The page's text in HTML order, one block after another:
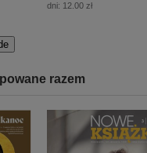
dni: 12.00 zł
razem